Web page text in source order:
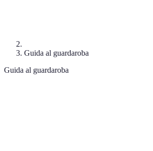
Guida al guardaroba
Guida al guardaroba